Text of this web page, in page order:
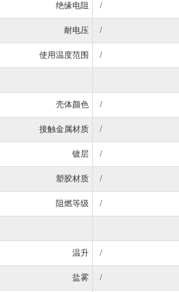
绝缘电阻 /
耐电压 /
使用温度范围 /
壳体颜色 /
接触金属材质 /
镀层 /
塑胶材质 /
阻燃等级 /
温升 /
盐雾 /